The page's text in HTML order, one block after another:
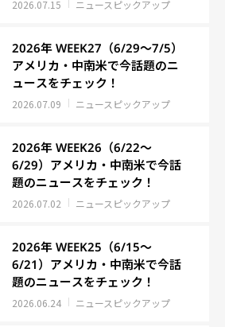
2026.07.15 ニュースピックアップ
2026年 WEEK27（6/29～7/5）
アメリカ・中南米で今話題のニ
ュースをチェック！
2026.07.09 ニュースピックアップ
2026年 WEEK26（6/22～
6/29）アメリカ・中南米で今話
題のニュースをチェック！
2026.07.02 ニュースピックアップ
2026年 WEEK25（6/15～
6/21）アメリカ・中南米で今話
題のニュースをチェック！
2026.06.24 ニュースピックアップ